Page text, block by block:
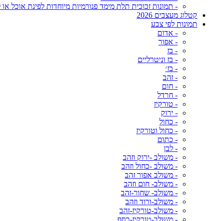
- תמונות זכוכית תלת מימד פנורמיות מיוחדות לפינת אוכל או
קטלוג מעצבים 2026
תמונות לפי צבע
- אדום
- אפור
- בז
- בז וניטרליים
- בז׳
- זהב
- חום
- חרדל
- טורקיז
- ירוק
- כחול
- כחול וטורקיז
- כתום
- לבן
- משולב -ירוק וזהב
- משולב -כחול וזהב
- משולב אפור זהב
- משולב- חום וזהב
- משולב- שחור-זהב
- משולב-ורוד וזהב
- משולב-טורקיז-זהב
- משולב-טורקיז-כסף